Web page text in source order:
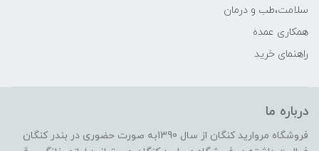
سلامت،طب و درمان
همکاری عمده
راهنمای خرید
درباره ما
فروشگاه مروارید کنگان از سال 1390به صورت حضوری در بندر کنگان